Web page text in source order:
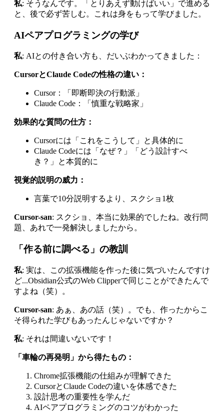
私: そうなんです。「とりあえず動けばいい」で進める
と、後で必ず苦しむ。これは身をもって学びました。
AIペアプログラミングの学び
私: AIとの付き合い方も、だいぶわかってきました：
CursorとClaude Codeの性格の違い：
Cursor：「即断即決の行動派」
Claude Code：「慎重な戦略家」
効果的な質問の仕方：
Cursorには「これをこうして」と具体的に
Claude Codeには「なぜ？」「どう設計すべ
き？」と本質的に
視覚的説明の威力：
言葉で10分説明するより、スクショ1枚
Cursor-san: スクショ、本当に効果的でしたね。改行問
題、あれで一発解決しましたから。
「作る前に調べる」の教訓
私: 実は、この拡張機能を作った後に気づいたんですけ
ど...Obsidian公式のWeb Clipperで同じことができたんで
すよね（笑）。
Cursor-san: あぁ、あの話（笑）。でも、作ったからこ
そ得られた学びもあったんじゃないですか？
私: それは間違いないです！
「車輪の再発明」から得たもの：
Chrome拡張機能の仕組みが理解できた
CursorとClaude Codeの違いを体感できた
設計思考の重要性を学んだ
AIペアプログラミングのコツがわかった